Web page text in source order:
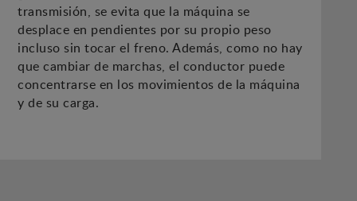
transmisión, se evita que la máquina se
desplace en pendientes por su propio peso
incluso sin tocar el freno. Además, como no hay
que cambiar de marchas, el conductor puede
concentrarse en los movimientos de la máquina
y de su carga.